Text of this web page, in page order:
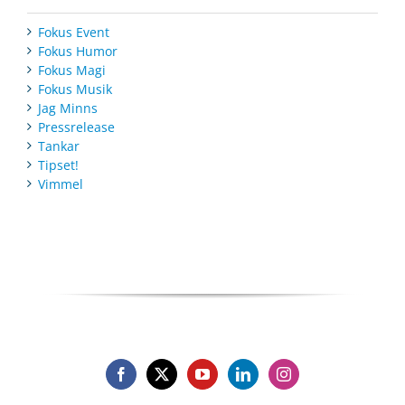
Fokus Event
Fokus Humor
Fokus Magi
Fokus Musik
Jag Minns
Pressrelease
Tankar
Tipset!
Vimmel